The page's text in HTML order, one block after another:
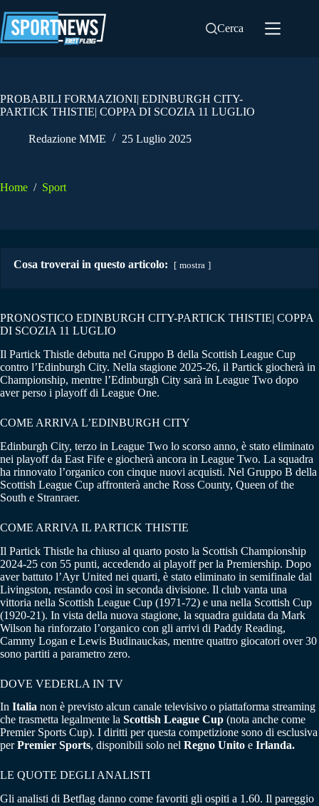
al
contenuto
Cerca
PROBABILI FORMAZIONI| EDINBURGH CITY-
PARTICK THISTIE| COPPA DI SCOZIA 11 LUGLIO
Redazione MME 25 Luglio 2025
Home / Sport
Cosa troverai in questo articolo: mostra
PRONOSTICO EDINBURGH CITY-PARTICK THISTIE| COPPA
DI SCOZIA 11 LUGLIO
Il Partick Thistle debutta nel Gruppo B della Scottish League Cup
contro l’Edinburgh City. Nella stagione 2025-26, il Partick giocherà in
Championship, mentre l’Edinburgh City sarà in League Two dopo
aver perso i playoff di League One.
COME ARRIVA L’EDINBURGH CITY
Edinburgh City, terzo in League Two lo scorso anno, è stato eliminato
nei playoff da East Fife e giocherà ancora in League Two. La squadra
ha rinnovato l’organico con cinque nuovi acquisti. Nel Gruppo B della
Scottish League Cup affronterà anche Ross County, Queen of the
South e Stranraer.
COME ARRIVA IL PARTICK THISTIE
Il Partick Thistle ha chiuso al quarto posto la Scottish Championship
2024-25 con 55 punti, accedendo ai playoff per la Premiership. Dopo
aver battuto l’Ayr United nei quarti, è stato eliminato in semifinale dal
Livingston, restando così in seconda divisione. Il club vanta una
vittoria nella Scottish League Cup (1971-72) e una nella Scottish Cup
(1920-21). In vista della nuova stagione, la squadra guidata da Mark
Wilson ha rinforzato l’organico con gli arrivi di Paddy Reading,
Cammy Logan e Lewis Budinauckas, mentre quattro giocatori over 30
sono partiti a parametro zero.
DOVE VEDERLA IN TV
In Italia non è previsto alcun canale televisivo o piattaforma streaming
che trasmetta legalmente la Scottish League Cup (nota anche come
Premier Sports Cup). I diritti per questa competizione sono di esclusiva
perPremier Sports, disponibili solo nel Regno Unito e Irlanda.
LE QUOTE DEGLI ANALISTI
Gli analisti di Betflag danno come favoriti gli ospiti a 1.60. Il pareggio